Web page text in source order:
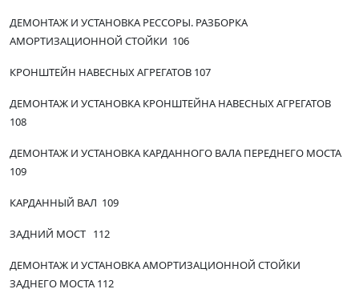
ДЕМОНТАЖ И УСТАНОВКА РЕССОРЫ. РАЗБОРКА
АМОРТИЗАЦИОННОЙ СТОЙКИ 106
КРОНШТЕЙН НАВЕСНЫХ АГРЕГАТОВ 107
ДЕМОНТАЖ И УСТАНОВКА КРОНШТЕЙНА НАВЕСНЫХ АГРЕГАТОВ
108
ДЕМОНТАЖ И УСТАНОВКА КАРДАННОГО ВАЛА ПЕРЕДНЕГО МОСТА
109
КАРДАННЫЙ ВАЛ 109
ЗАДНИЙ МОСТ 112
ДЕМОНТАЖ И УСТАНОВКА АМОРТИЗАЦИОННОЙ СТОЙКИ
ЗАДНЕГО МОСТА 112